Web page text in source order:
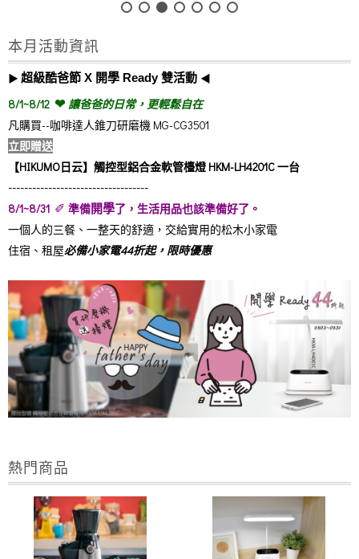
本月活動資訊
▶︎ 超級酷爸節 X 開學 Ready雙活動 ◀︎
8/1~8/12 ❤︎ 讓爸爸的日常，更輕鬆自在
凡購買--咖啡達人錐刀研磨機 MG-CG3501
立即贈送
【HIKUMO日云】觸控型鋁合金軟管檯燈 HKM-LH4201C 一台
-----------------------------------
8/1~8/31 ✐ 準備開學了，生活用品也該準備好了。
一個人的三餐、一整天的舒適，交給實用的松木小家電
住宿、租屋必備小家電44折起，限時優惠
熱門商品